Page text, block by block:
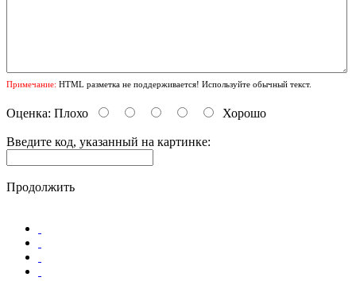
Примечание: HTML разметка не поддерживается! Используйте обычный текст.
Оценка: Плохо Хорошо
Введите код, указанный на картинке:
Продолжить